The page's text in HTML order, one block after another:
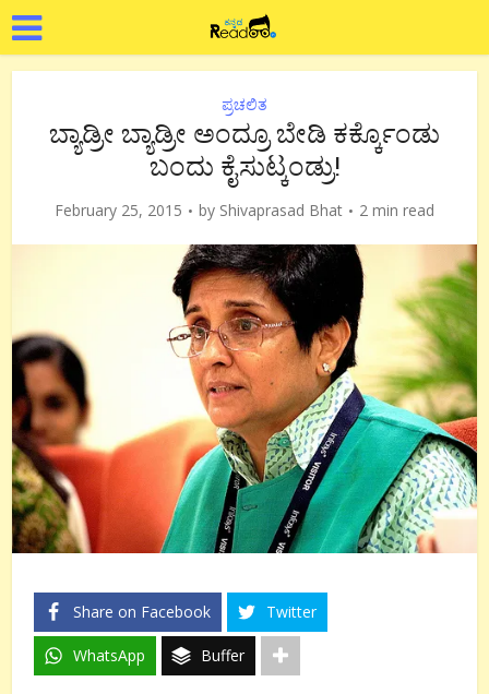
ಪ್ರಚಲಿತ
ಬ್ಯಾಡ್ರೀ ಬ್ಯಾಡ್ರೀ ಅಂದ್ರೂ ಬೇಡಿ ಕರ್ಕ್ಕೊಂಡು
ಬಂದು ಕೈಸುಟ್ಕಂಡ್ರು!
February 25, 2015 by Shivaprasad Bhat 2 min read
Share on Facebook Twitter
WhatsApp Buffer